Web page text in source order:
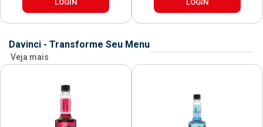
LOGIN
LOGIN
Davinci - Transforme Seu Menu
Veja mais